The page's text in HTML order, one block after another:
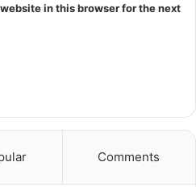
in this browser for the next
Comments